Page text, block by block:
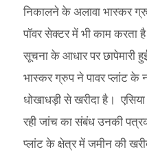
निकालने के अलावा भास्कर
पॉवर सेक्टर में भी काम करता
सूचना के आधार पर छापेमारी
भास्कर ग्रुप ने पावर प्लांट के
धोखाधड़ी से खरीदा है।
रही जांच का संबंध उनकी
प्लांट के क्षेत्र में जमीन की